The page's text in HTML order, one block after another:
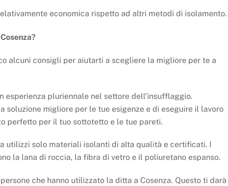
economica rispetto ad altri metodi di isolamento.
alcuni consigli per aiutarti a scegliere la migliore per te a
esperienza pluriennale nel settore dell’insufflaggio.
soluzione migliore per le tue esigenze e di eseguire il lavoro
perfetto per il tuo sottotetto e le tue pareti.
utilizzi solo materiali isolanti di alta qualità e certificati. I
la lana di roccia, la fibra di vetro e il poliuretano espanso.
che hanno utilizzato la ditta a Cosenza. Questo ti darà